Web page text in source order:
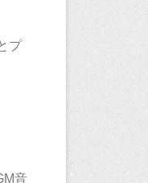
プ
音